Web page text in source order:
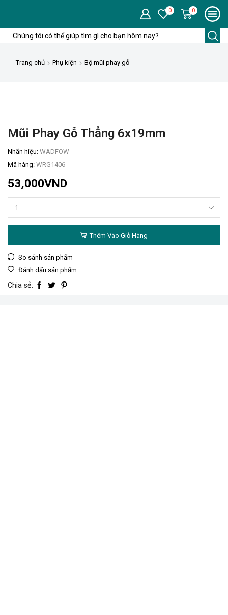
0 0
Trường
kiếm
Trang chủ Phụ kiện Bộ mũi phay gỗ
Mũi Phay Gỗ Thẳng 6x19mm
Nhãn hiệu: WADFOW
Mã hàng: WRG1406
53,000VND
phay
thẳng
6x19mm
Thêm Vào Giỏ Hàng
So sánh sản phẩm
Đánh dấu sản phẩm
Chia sẻ: